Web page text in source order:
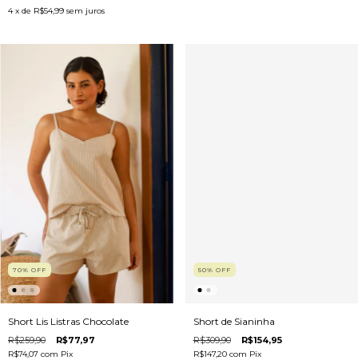
4 x de R$54,99 sem juros
70% OFF
Short Lis Listras Chocolate
R$259,90 R$77,97
R$74,07 com Pix
50% OFF
Short de Sianinha
R$309,90 R$154,95
R$147,20 com Pix